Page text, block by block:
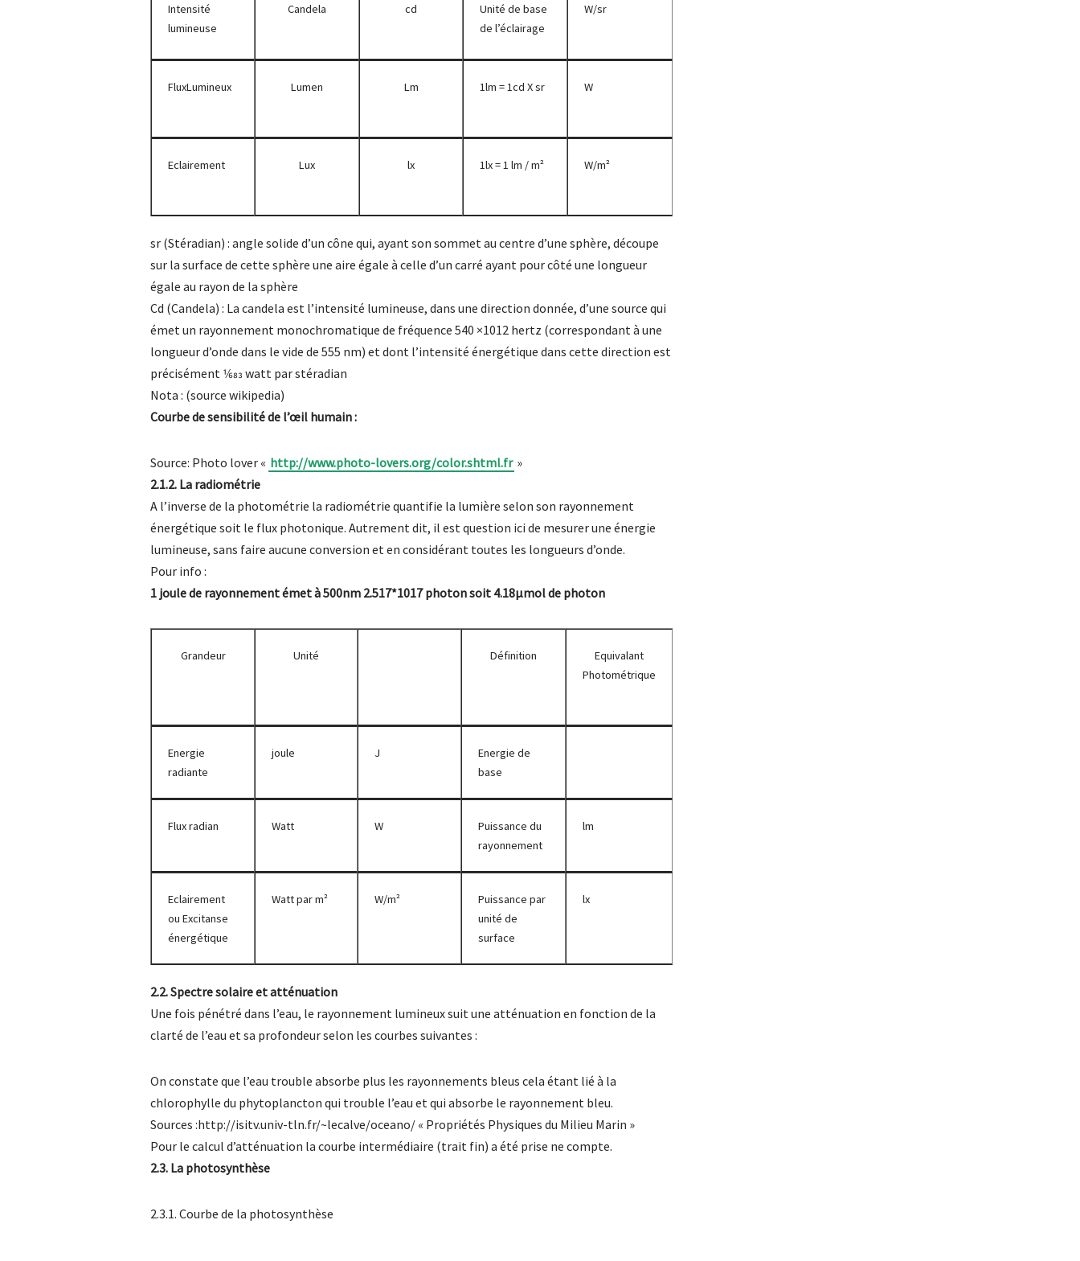
Intensité
lumineuse
Candela cd
Unité de base
de l’éclairage
W/sr
FluxLumineux Lumen Lm 1lm = 1cd X sr W
Eclairement Lux lx 1lx = 1 lm / m² W/m²
sr (Stéradian) : angle solide d’un cône qui, ayant son sommet au centre d’une sphère, découpe
sur la surface de cette sphère une aire égale à celle d’un carré ayant pour côté une longueur
égale au rayon de la sphère
Cd (Candela) : La candela est l’intensité lumineuse, dans une direction donnée, d’une source qui
émet un rayonnement monochromatique de fréquence 540 ×1012 hertz (correspondant à une
longueur d’onde dans le vide de 555 nm) et dont l’intensité énergétique dans cette direction est
précisément 1⁄683 watt par stéradian
Nota : (source wikipedia)
Courbe de sensibilité de l’œil humain :
Source: Photo lover « http://www.photo-lovers.org/color.shtml.fr »
2.1.2. La radiométrie
A l’inverse de la photométrie la radiométrie quantifie la lumière selon son rayonnement
énergétique soit le flux photonique. Autrement dit, il est question ici de mesurer une énergie
lumineuse, sans faire aucune conversion et en considérant toutes les longueurs d’onde.
Pour info :
1 joule de rayonnement émet à 500nm 2.517*1017 photon soit 4.18µmol de photon
Grandeur Unité Définition
Equivalant
Photométrique
Energie
radiante
joule J
Energie de
base
Flux radian Watt W
Puissance du
rayonnement
lm
Eclairement
ou Excitanse
énergétique
Watt par m² W/m²
Puissance par
unité de
surface
lx
2.2. Spectre solaire et atténuation
Une fois pénétré dans l’eau, le rayonnement lumineux suit une atténuation en fonction de la
clarté de l’eau et sa profondeur selon les courbes suivantes :
On constate que l’eau trouble absorbe plus les rayonnements bleus cela étant lié à la
chlorophylle du phytoplancton qui trouble l’eau et qui absorbe le rayonnement bleu.
Sources :http://isitv.univ-tln.fr/~lecalve/oceano/ « Propriétés Physiques du Milieu Marin »
Pour le calcul d’atténuation la courbe intermédiaire (trait fin) a été prise ne compte.
2.3. La photosynthèse
2.3.1. Courbe de la photosynthèse